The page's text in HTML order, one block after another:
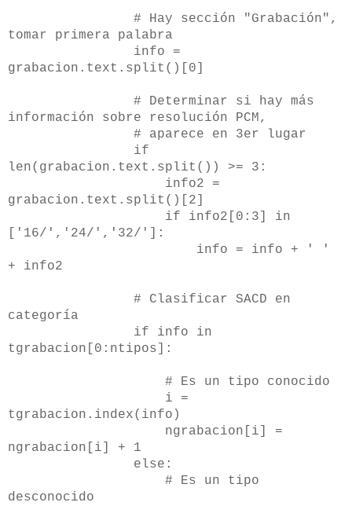
# Hay sección "Grabación",
tomar primera palabra
info =
grabacion.text.split()[0]
# Determinar si hay más
información sobre resolución PCM,
# aparece en 3er lugar
if
len(grabacion.text.split()) >= 3:
info2 =
grabacion.text.split()[2]
if info2[0:3] in
['16/','24/','32/']:
info = info + ' '
+ info2
# Clasificar SACD en
categoría
if info in
tgrabacion[0:ntipos]:
# Es un tipo conocido
i =
tgrabacion.index(info)
ngrabacion[i] =
ngrabacion[i] + 1
else:
# Es un tipo
desconocido